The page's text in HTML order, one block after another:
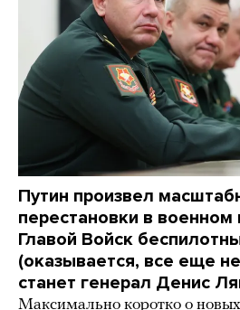
Путин произвел
перестановки в
Главой Войск
(оказывается, все еще
станет генерал Денис
Максимально коротко о